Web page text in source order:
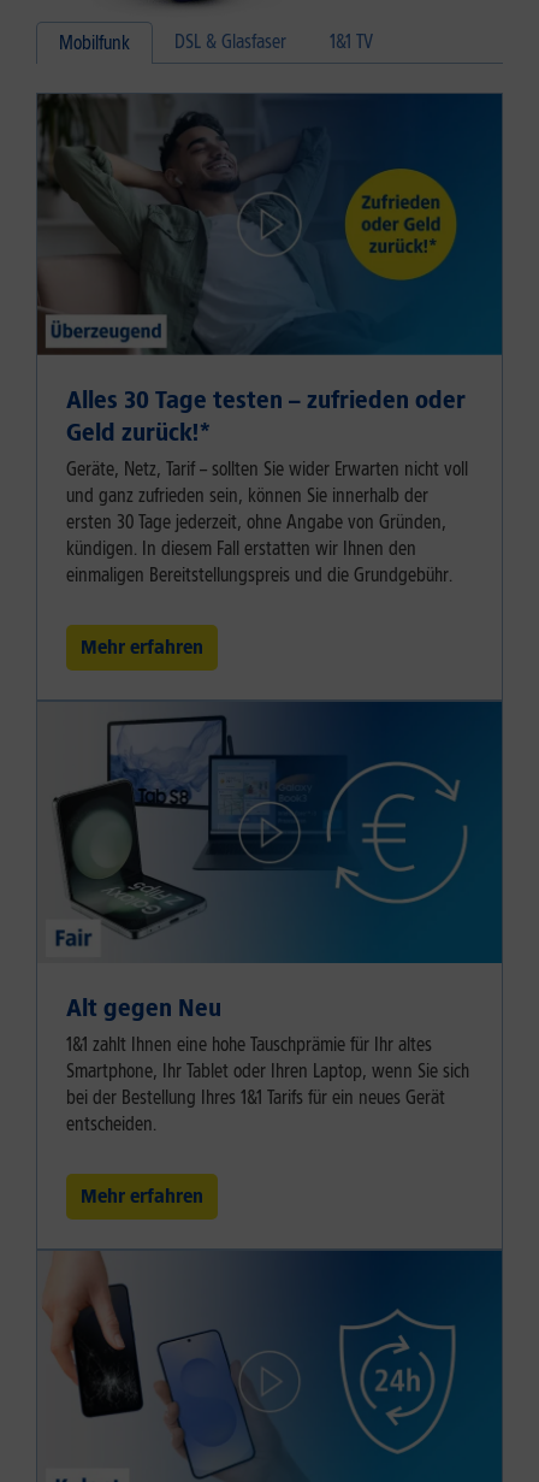
Mobilfunk DSL & Glasfaser 1&1 TV
Alles 30 Tage testen – zufrieden oder
Geld zurück!⁠*
Geräte, Netz, Tarif – sollten Sie wider Erwarten nicht voll
und ganz zufrieden sein, können Sie innerhalb der
ersten 30 Tage jederzeit, ohne Angabe von Gründen,
kündigen. In diesem Fall erstatten wir Ihnen den
einmaligen Bereitstellungspreis und die Grundgebühr.
Mehr erfahren
Alt gegen Neu
1&1 zahlt Ihnen eine hohe Tauschprämie für Ihr altes
Smartphone, Ihr Tablet oder Ihren Laptop, wenn Sie sich
bei der Bestellung Ihres 1&1 Tarifs für ein neues Gerät
entscheiden.
Mehr erfahren